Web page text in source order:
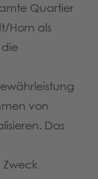
Quartier
Horn als
von
Das
Zweck